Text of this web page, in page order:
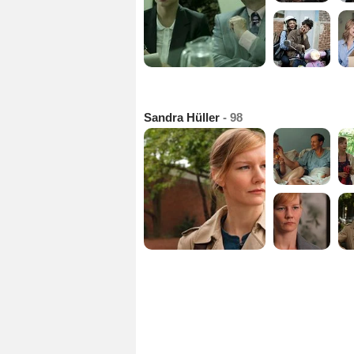
Sandra Hüller - 98